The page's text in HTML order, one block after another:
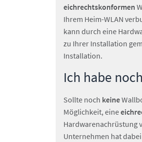
eichrechtskonformen
Ihrem Heim-WLAN
kann durch eine
zu Ihrer Installation
Installation.
Ich habe
Sollte noch keine
Möglichkeit, eine
Hardwarenachrüstung
Unternehmen hat